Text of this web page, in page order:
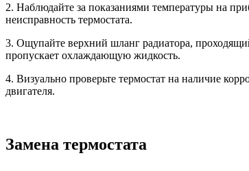
2. Наблюдайте за показаниями температуры на
неисправность термостата.
3. Ощупайте верхний шланг радиатора, проходящий
пропускает охлаждающую жидкость.
4. Визуально проверьте термостат на наличие
двигателя.
Замена термостата